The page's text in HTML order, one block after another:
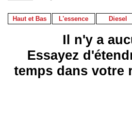
Haut et Bas L'essence Diesel
Il n'y a
Essayez
temps dans votre